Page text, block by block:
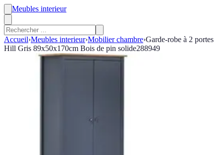
Meubles interieur
Accueil›Meubles interieur›Mobilier chambre›Garde-robe à 2 portes
Hill Gris 89x50x170cm Bois de pin solide288949